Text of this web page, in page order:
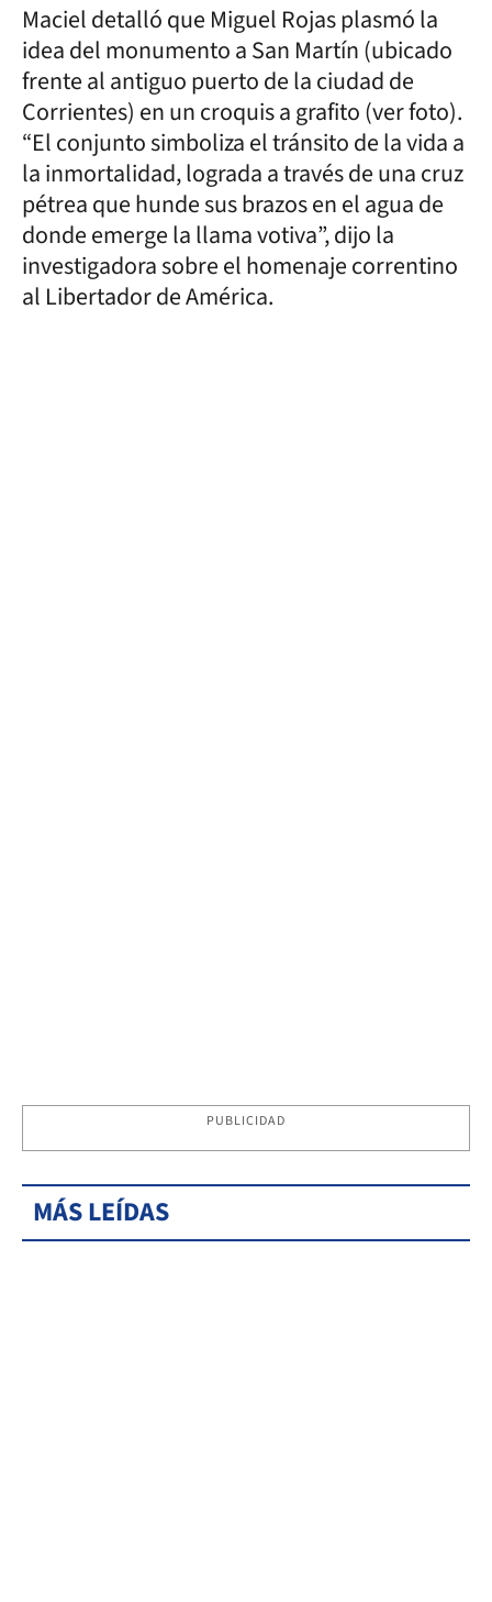
Maciel detalló que Miguel Rojas plasmó la
idea del monumento a San Martín (ubicado
frente al antiguo puerto de la ciudad de
Corrientes) en un croquis a grafito (ver foto).
“El conjunto simboliza el tránsito de la vida a
la inmortalidad, lograda a través de una cruz
pétrea que hunde sus brazos en el agua de
donde emerge la llama votiva”, dijo la
investigadora sobre el homenaje correntino
al Libertador de América.
PUBLICIDAD
MÁS LEÍDAS